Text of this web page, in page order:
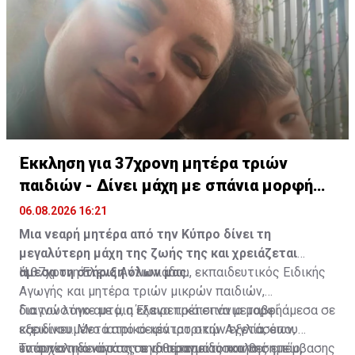
με στόχο την ανάδειξη της σημασίας του για την
πολιτιστική κληρονομιά της Κύπρου.
Έκκληση για 37χρονη μητέρα τριών
παιδιών - Δίνει μάχη με σπάνια μορφή
καρκίνου
06.08.2026 16:21
Μια νεαρή μητέρα από την Κύπρο δίνει τη
μεγαλύτερη μάχη της ζωής της και χρειάζεται
άμεσα τη στήριξη όλων μας.
Η 37χρονη Έλενα Αντωνιάδου, εκπαιδευτικός Ειδικής
Αγωγής και μητέρα τριών μικρών παιδιών,
διαγνώστηκε με μια εξαιρετικά σπάνια μορφή
καρκίνου. Μετά από σειρά ιατρικών εξετάσεων,
εντοπίστηκε όγκος σε ιδιαίτερα δύσκολο σημείο,
Για τον λόγο αυτό, η Έλενα πρέπει να μεταβεί άμεσα σε
εξειδικευμένο ιατρικό κέντρο στην Αγγλία, όπου
υπάρχει η δυνατότητα να πραγματοποιηθεί η
Το συνολικό κόστος της θεραπείας και της επέμβασης